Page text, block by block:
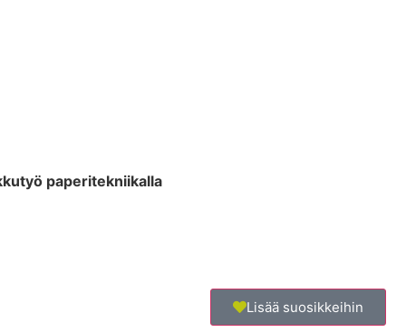
paperitekniikalla
Lisää suosikkeihin